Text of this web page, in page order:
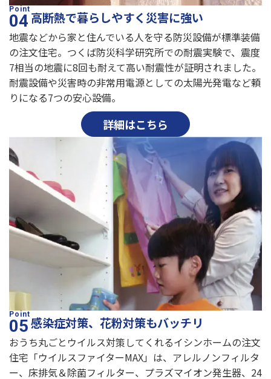
高断熱で暮らしやすく災害に強い
地震などから家と住んでいる人を守る防災設備が標準装備
の注文住宅。つくば防災科学研究所での耐震実験で、震度
7相当の地震に8回も耐えて高い耐震性が証明されました。
耐震設備や災害時の非常用電源としての太陽光発電など頼
りになる7つの安心設備。
詳細はこちら
感染症対策、花粉対策もバッチリ
おうち丸ごとウイルス対策してくれるイシンホームの注文
住宅「ウイルスファイターMAX」は、アレルノンフィルタ
ー、床排気＆除菌フィルター、プラズマイオン発生器、24